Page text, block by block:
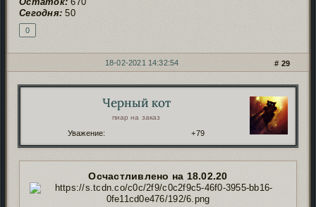
Сегодня: 50
0
29
18-02-2021 14:32:54
Черный кот
пиар на заказ
Уважение: +79
Осчастливлено на 18.02.20